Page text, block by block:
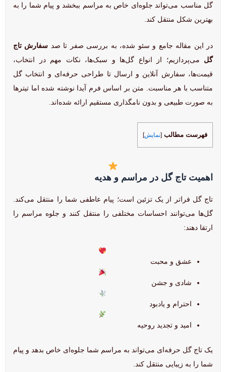
گل مناسب می‌تواند جلوه‌ای خاص به مراسم ببخشد و پیام شما را به
بهترین شکل منتقل کند.
در این مقاله جامع و سئو شده، به بررسی صفر تا صد سفارش تاج
گل می‌پردازیم؛ از انواع گل‌ها و سبک‌ها، نکات مهم در انتخاب،
قیمت‌ها، سفارش آنلاین و ارسال تا طراحی حرفه‌ای و انتخاب گل
متناسب با هر مناسبت. متن بر اساس فرم آیدا نوشته شده اما تیترها
به صورت طبیعی و بدون نامگذاری مستقیم ارائه شده‌اند.
فهرست مطالب [نمایش]
اهمیت تاج گل در مراسم و هدیه
تاج گل فراتر از یک تزئین است؛ پیام عاطفی شما را منتقل می‌کند.
گل‌ها می‌توانند احساسات مختلفی را منتقل کنند و جلوه مراسم را
ارتقا دهند:
عشق و محبت
شادی و جشن
احترام و یادبود
امید و تجدید روحیه
یک تاج گل حرفه‌ای می‌تواند به مراسم شما جلوه‌ای خاص بدهد و پیام
شما را به زیبایی منتقل کند.